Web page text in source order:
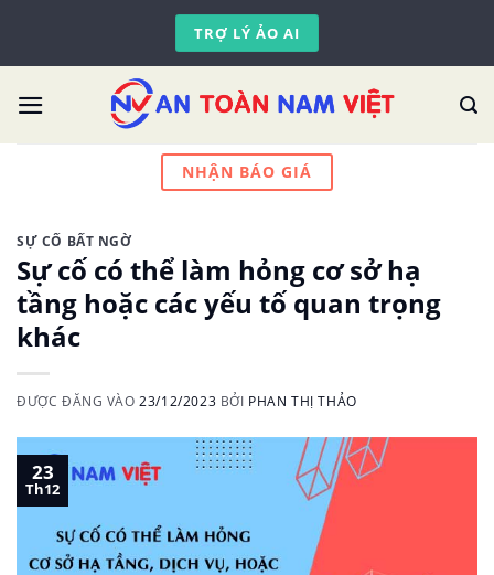
content
TRỢ LÝ ẢO AI
NHẬN BÁO GIÁ
SỰ CỐ BẤT NGỜ
Sự cố có thể làm hỏng cơ sở hạ
tầng hoặc các yếu tố quan trọng
khác
ĐƯỢC ĐĂNG VÀO23/12/2023 BỞI PHAN THỊ THẢO
23
Th12